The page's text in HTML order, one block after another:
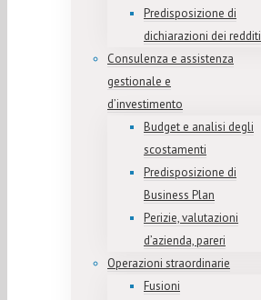
Predisposizione di
dichiarazioni dei redditi
Consulenza e assistenza
gestionale e
d’investimento
Budget e analisi degli
scostamenti
Predisposizione di
Business Plan
Perizie, valutazioni
d’azienda, pareri
Operazioni straordinarie
Fusioni